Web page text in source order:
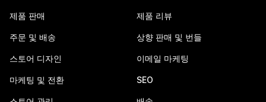
제품 판매
주문 및 배송
스토어 디자인
마케팅 및 전환
제품 리뷰
상향 판매 및 번들
이메일 마케팅
SEO